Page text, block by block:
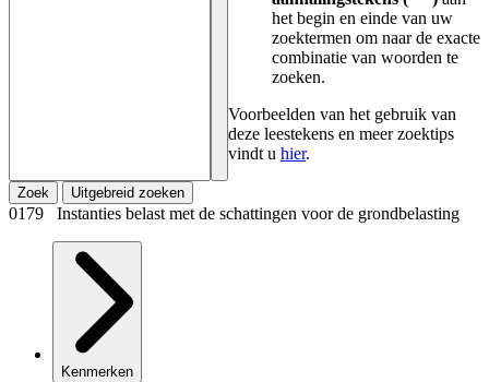
het begin en einde van uw
zoektermen om naar de exacte
combinatie van woorden te
zoeken.
Voorbeelden van het gebruik van
deze leestekens en meer zoektips
vindt u hier.
Zoek Uitgebreid zoeken
0179 Instanties belast met de schattingen voor de grondbelasting
Kenmerken